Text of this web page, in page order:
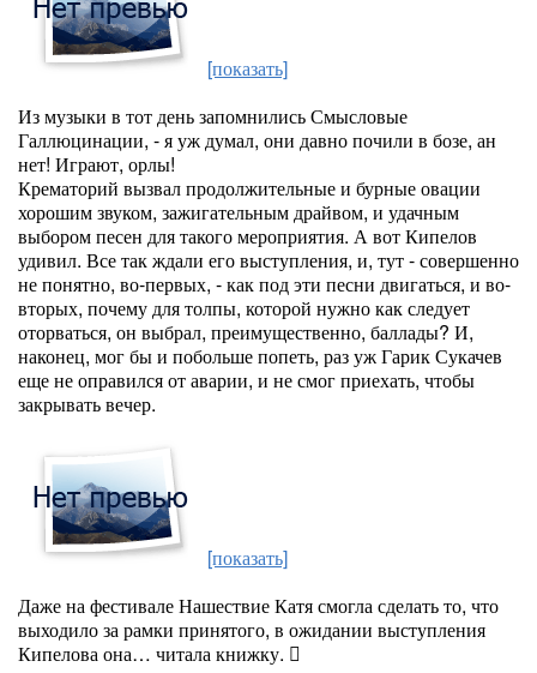
[показать]
Из музыки в тот день запомнились Смысловые
Галлюцинации, - я уж думал, они давно почили в бозе, ан
нет! Играют, орлы!
Крематорий вызвал продолжительные и бурные овации
хорошим звуком, зажигательным драйвом, и удачным
выбором песен для такого мероприятия. А вот Кипелов
удивил. Все так ждали его выступления, и, тут - совершенно
не понятно, во-первых, - как под эти песни двигаться, и во-
вторых, почему для толпы, которой нужно как следует
оторваться, он выбрал, преимущественно, баллады? И,
наконец, мог бы и побольше попеть, раз уж Гарик Сукачев
еще не оправился от аварии, и не смог приехать, чтобы
закрывать вечер.
[показать]
Даже на фестивале Нашествие Катя смогла сделать то, что
выходило за рамки принятого, в ожидании выступления
Кипелова она… читала книжку. 